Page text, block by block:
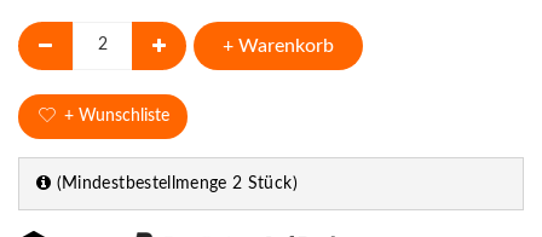
+ Warenkorb
+ Wunschliste
(Mindestbestellmenge 2 Stück)